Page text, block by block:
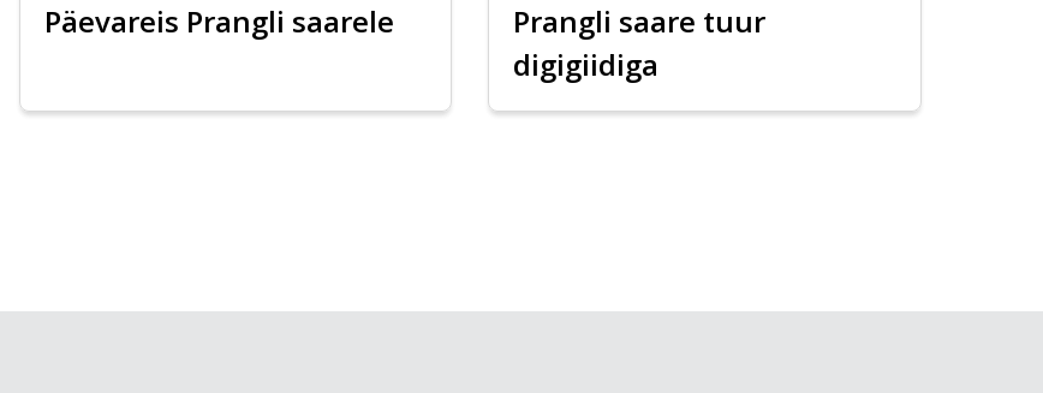
Päevareis Prangli saarele
Prangli saare tuur
digigiidiga